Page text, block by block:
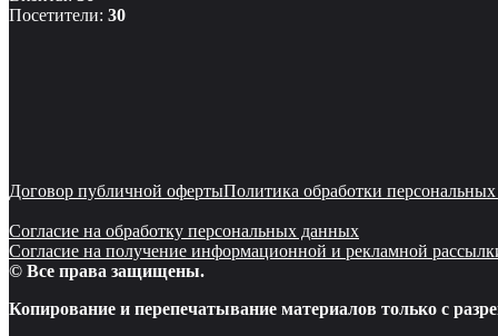
Посетители: 30
Договор публичной офертыПолитика обработки
Согласие на обработку персональных данных
Согласие на получение информационной и рекламной
© Все права защищены.
Копирование и перепечатывание материалов только с